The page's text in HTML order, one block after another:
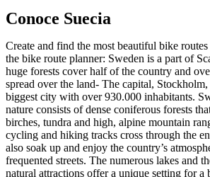
Conoce Suecia
Create and find the most beautiful bike
the bike route planner: Sweden is a part of
huge forests cover half of the country and
spread over the land- The capital, Stockholm,
biggest city with over 930.000 inhabitants.
nature consists of dense coniferous forests
birches, tundra and high, alpine mountain
cycling and hiking tracks cross through the
also soak up and enjoy the country’s
frequented streets. The numerous lakes and
natural attractions offer a unique setting for